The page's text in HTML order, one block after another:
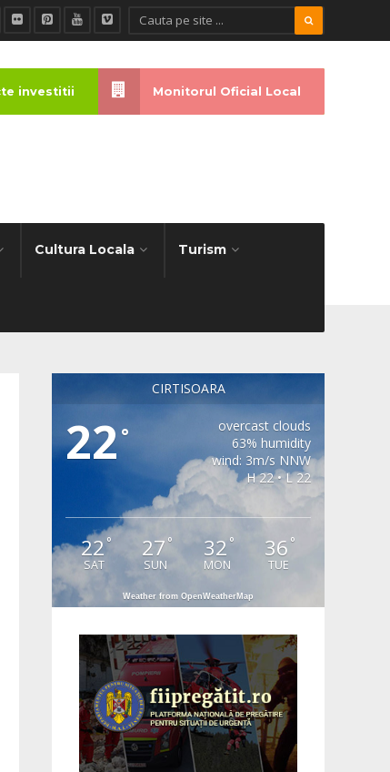
Cultura Locala Turism
investitii Monitorul Oficial Local
CIRTISOARA
22°
overcast clouds
63% humidity
wind: 3m/s NNW
H 22 • L 22
22 °
SAT
27 °
SUN
32°
MON
36 °
TUE
Weather from OpenWeatherMap